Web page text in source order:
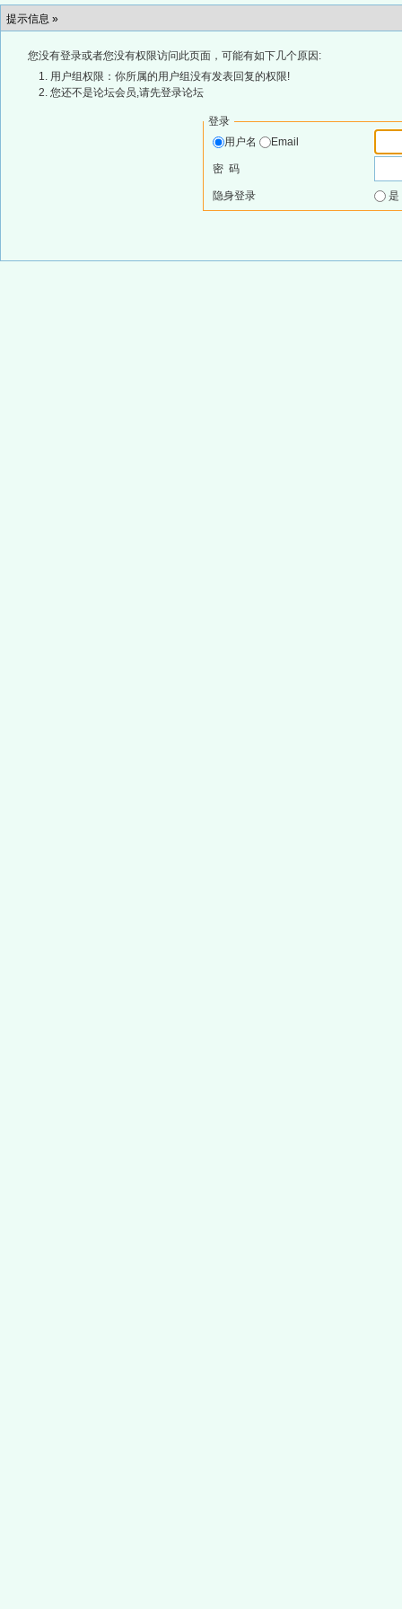
提示信息 »
您没有登录或者您没有权限访问此页面，可能有如下几个原因:
用户组权限：你所属的用户组没有发表回复的权限!
您还不是论坛会员,请先登录论坛
登录
用户名
Email
密 码
隐身登录